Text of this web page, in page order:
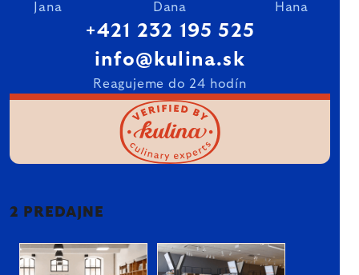
Jana Dana Hana
+421 232 195 525
info@kulina.sk
Reagujeme do 24 hodín
2 PREDAJNE